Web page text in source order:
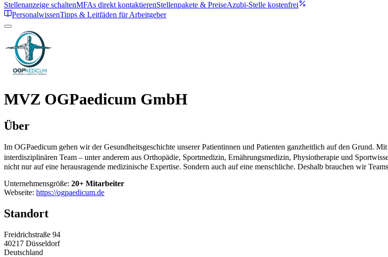
Stellenanzeige schaltenMFAs direkt kontaktierenStellenpakete & PreiseAzubi-Stelle kostenfrei
PersonalwissenTipps & Leitfäden für Arbeitgeber
MVZ OGPaedicum GmbH
Über
Im OGPaedicum gehen wir der Gesundheitsgeschichte unserer Patientinnen und Patienten ganzheitlich auf den Grund.
interdisziplinären Team – unter anderem aus Orthopädie, Sportmedizin, Ernährungsmedizin, Physiotherapie und
nicht nur auf eine herausragende medizinische Expertise. Sondern auch auf eine menschliche. Deshalb brauchen wir
Unternehmensgröße: 20+ Mitarbeiter
Webseite: https://ogpaedicum.de
Standort
Freidrichstraße 94
40217 Düsseldorf
Deutschland